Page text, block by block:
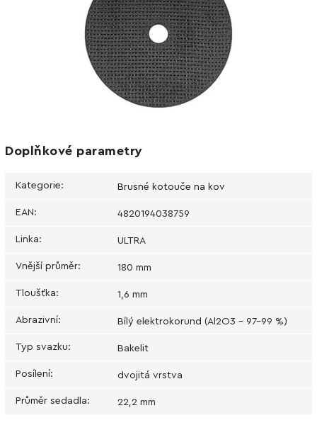
Doplňkové parametry
Kategorie: Brusné kotouče na kov
EAN: 4820194038759
Linka: ULTRA
Vnější průměr: 180 mm
Tloušťka: 1,6 mm
Abrazivní: Bílý elektrokorund (Al2O3 - 97-99 %)
Typ svazku: Bakelit
Posílení: dvojitá vrstva
Průměr sedadla: 22,2 mm